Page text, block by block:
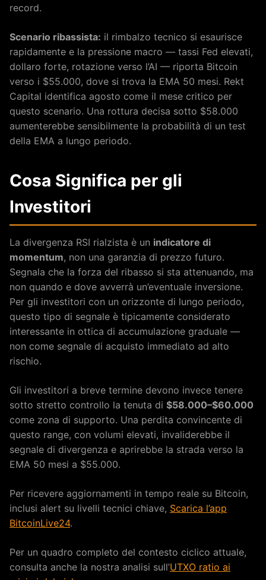
record.
Scenario ribassista: il rimbalzo tecnico si esaurisce
rapidamente e la pressione macro — tassi Fed elevati,
dollaro forte, rotazione verso l’AI — riporta Bitcoin
verso i $55.000, dove si trova la EMA 50 mesi. Rekt
Capital identifica agosto come il mese critico per
questo scenario. Una rottura decisa sotto $58.000
aumenterebbe sensibilmente la probabilità di un test
della EMA a lungo periodo.
Cosa Significa per gli
Investitori
La divergenza RSI rialzista è un indicatore di
momentum, non una garanzia di prezzo futuro.
Segnala che la forza del ribasso si sta attenuando, ma
non quando e dove avverrà un’eventuale inversione.
Per gli investitori con un orizzonte di lungo periodo,
questo tipo di segnale è tipicamente considerato
interessante in ottica di accumulazione graduale —
non come segnale di acquisto immediato ad alto
rischio.
Gli investitori a breve termine devono invece tenere
sotto stretto controllo la tenuta di $58.000–$60.000
come zona di supporto. Una perdita convincente di
questo range, con volumi elevati, invaliderebbe il
segnale di divergenza e aprirebbe la strada verso la
EMA 50 mesi a $55.000.
Per ricevere aggiornamenti in tempo reale su Bitcoin,
inclusi alert su livelli tecnici chiave, Scarica l’app
BitcoinLive24.
Per un quadro completo del contesto ciclico attuale,
consulta anche la nostra analisi sull’UTXO ratio ai